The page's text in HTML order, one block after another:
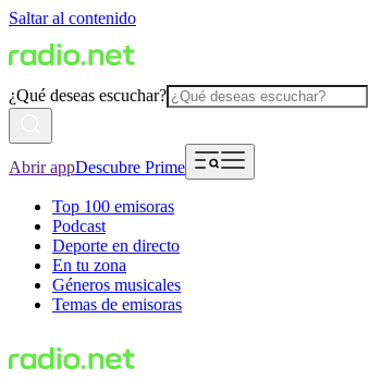
Saltar al contenido
¿Qué deseas escuchar?
Abrir appDescubre Prime
Top 100 emisoras
Podcast
Deporte en directo
En tu zona
Géneros musicales
Temas de emisoras